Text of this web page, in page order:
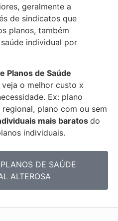
geralmente a
de sindicatos que
planos, também
individual por
Planos de Saúde
veja o melhor custo x
Ex: plano
plano com ou sem
mais baratosdo
individuais.
DE SAÚDE
ALTEROSA